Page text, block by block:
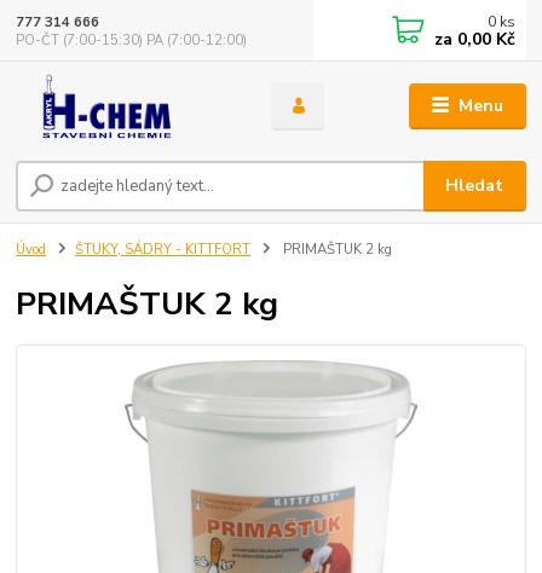
Menu
Hledat
777 314 666
PO-ČT (7:00-15:30) PA (7:00-12:00)
0 ks
za 0,00 Kč
Úvod ŠTUKY, SÁDRY - KITTFORT PRIMAŠTUK 2 kg
PRIMAŠTUK 2 kg